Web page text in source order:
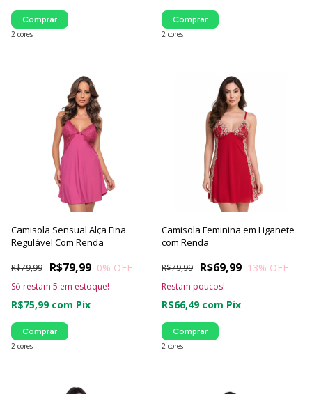
2 cores
Comprar
2 cores
Comprar
Camisola Sensual Alça Fina
Regulável Com Renda
R$79,99
R$79,99 0% OFF
R$75,99 com Pix
Só restam 5 em estoque!
2 cores
Comprar
Camisola Feminina em Liganete
com Renda
R$69,99
R$79,99 13% OFF
R$66,49 com Pix
Restam poucos!
2 cores
Comprar